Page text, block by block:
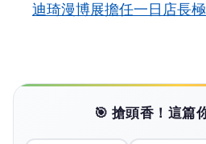
迪琦漫博展擔任一日店長
🎯 搶頭香！這篇